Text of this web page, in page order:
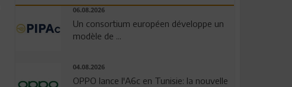
06.08.2026
Un consortium européen développe un
modèle de ...
04.08.2026
OPPO lance l'A6c en Tunisie: la nouvelle